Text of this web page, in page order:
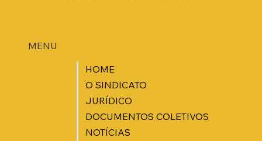
MENU
HOME
O SINDICATO
JURÍDICO
DOCUMENTOS COLETIVOS
NOTÍCIAS